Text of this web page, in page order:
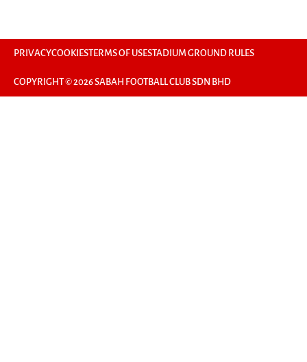
PRIVACYCOOKIESTERMS OF USESTADIUM GROUND RULES
COPYRIGHT © 2026 SABAH FOOTBALL CLUB SDN BHD